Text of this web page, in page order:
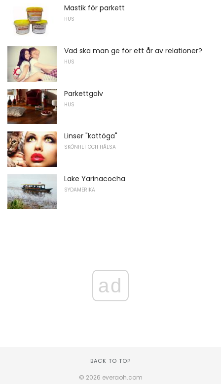
Mastik för parkett
HUS
Vad ska man ge för ett år av relationer?
HUS
Parkettgolv
HUS
Linser "kattöga"
SKÖNHET OCH HÄLSA
Lake Yarinacocha
SYDAMERIKA
ad
BACK TO TOP
© 2026 everaoh.com